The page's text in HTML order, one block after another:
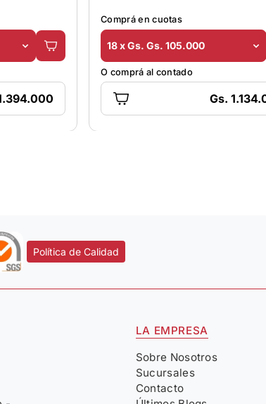
Comprá en cuotas
18 x Gs. Gs. 105.000
O comprá al contado
Gs.
Política de Calidad
LA EMPRESA
Sobre Nosotros
Sucursales
Contacto